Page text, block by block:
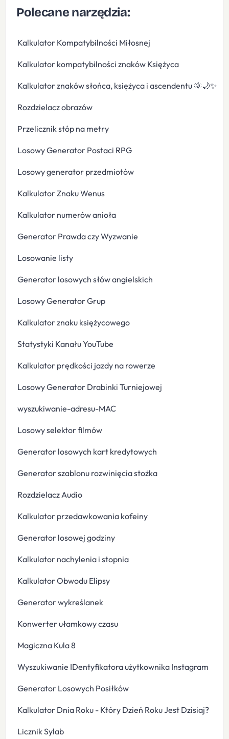
Polecane narzędzia:
Kalkulator Kompatybilności Miłosnej
Kalkulator kompatybilności znaków Księżyca
Kalkulator znaków słońca, księżyca i ascendentu 🌞🌙✨
Rozdzielacz obrazów
Przelicznik stóp na metry
Losowy Generator Postaci RPG
Losowy generator przedmiotów
Kalkulator Znaku Wenus
Kalkulator numerów anioła
Generator Prawda czy Wyzwanie
Losowanie listy
Generator losowych słów angielskich
Losowy Generator Grup
Kalkulator znaku księżycowego
Statystyki Kanału YouTube
Kalkulator prędkości jazdy na rowerze
Losowy Generator Drabinki Turniejowej
wyszukiwanie-adresu-MAC
Losowy selektor filmów
Generator losowych kart kredytowych
Generator szablonu rozwinięcia stożka
Rozdzielacz Audio
Kalkulator przedawkowania kofeiny
Generator losowej godziny
Kalkulator nachylenia i stopnia
Kalkulator Obwodu Elipsy
Generator wykreślanek
Konwerter ułamkowy czasu
Magiczna Kula 8
Wyszukiwanie IDentyfikatora użytkownika Instagram
Generator Losowych Posiłków
Kalkulator Dnia Roku - Który Dzień Roku Jest Dzisiaj?
Licznik Sylab